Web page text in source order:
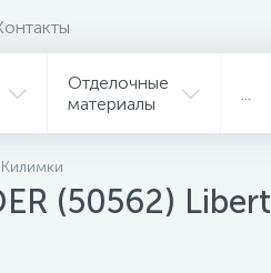
Отделочные
материалы
Килимки
(50562)